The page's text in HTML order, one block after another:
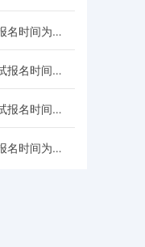
2022年上海市咨询工程师考试报名时间为：3月2日—3月9日
2022年新疆兵团咨询工程师考试报名时间为：2月28日—3月10日
2022年广西考区咨询工程师考试报名时间为：3月1日—3月8日
2022年甘肃省咨询工程师考试报名时间为：3月1日—3月8日